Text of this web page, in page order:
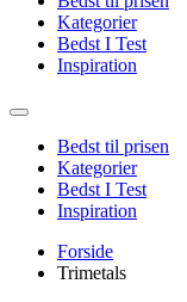
Kategorier
Bedst I Test
Inspiration
Bedst til prisen
Kategorier
Bedst I Test
Inspiration
Forside
Trimetals